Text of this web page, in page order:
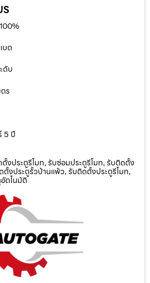
บต
ดับ
ร
5 ปี
งประตูรีโมท, รับซ่อมประตูรีโมท, รับติดตั้ง
ตั้งประตูรั้วบ้านแพ้ว, รับติดตั้งประตูรีโมท,
ตโนมัติ